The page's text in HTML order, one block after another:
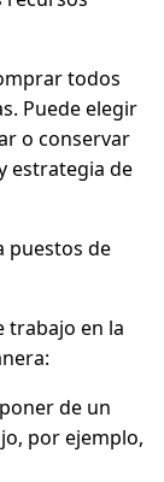
todos
Puede elegir
o conservar
estrategia de
puestos de
trabajo en la
de un
por ejemplo,